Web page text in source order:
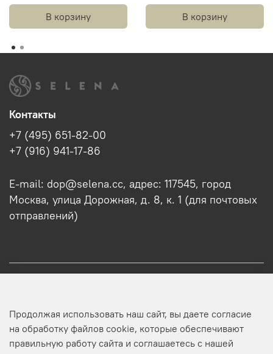
В корзину В корзину
Оптовикам
Контакты
+7 (495) 651-82-00
+7 (916) 941-17-86
E-mail: dop@selena.cc, адрес: 117545, город
Москва, улица Дорожная, д. 8, к. 1 (для почтовых
отправлений)
Продолжая использовать наш сайт, вы даете согласие
на обработку файлов cookie, которые обеспечивают
правильную работу сайта и соглашаетесь с нашей